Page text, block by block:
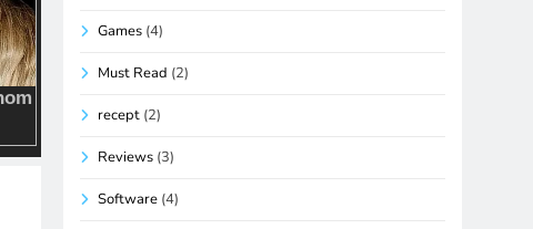
Games (4)
Must Read (2)
recept (2)
Reviews (3)
Software (4)